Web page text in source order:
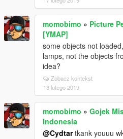
momobimo » Picture
[YMAP]
some objects not
lamps, not the objects
idea?
Zobacz kontekst
13 lutego 2019
momobimo » Gojek
Indonesia
@Cydtartkank youuu